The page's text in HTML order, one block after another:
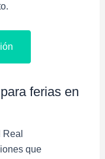
ferias en
que